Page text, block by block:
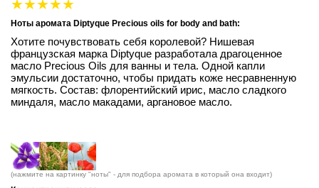
Ноты аромата Diptyque Precious oils for body and bath:
Хотите почувствовать себя королевой? Нишевая
французская марка Diptyque разработала драгоценное
масло Precious Oils для ванны и тела. Одной капли
эмульсии достаточно, чтобы придать коже несравненную
мягкость. Состав: флорентийский ирис, масло сладкого
миндаля, масло макадами, аргановое масло.
(нажмите на картинку "ноты" - для подбора аромата в который она входит)